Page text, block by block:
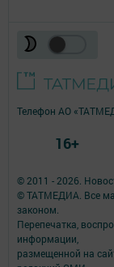
© 2011 - 2026.
© ТАТМЕДИА. Все
законом.
Перепечатка,
информации,
размещенной на
Телефон АО
16+